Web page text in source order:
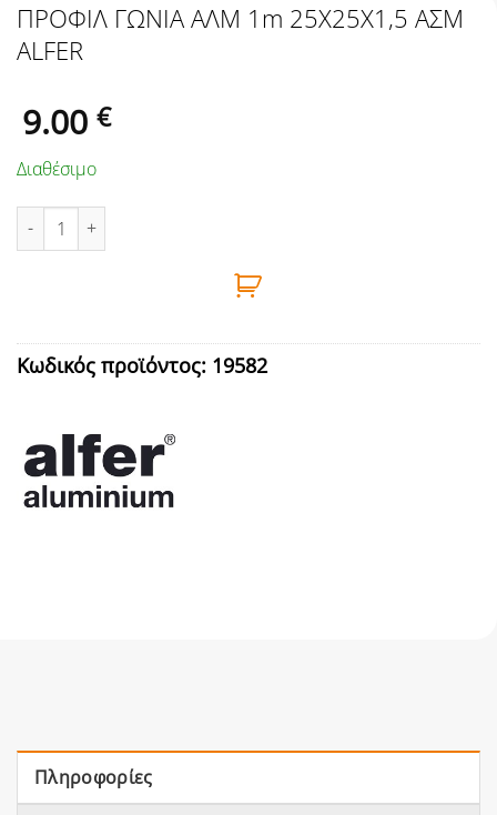
ΠΡΟΦΙΛ ΓΩΝΙΑ ΑΛΜ 1m 25X25X1,5 ΑΣΜ
ALFER
9.00 €
Διαθέσιμο
ΠΡΟΦΙΛ ΓΩΝΙΑ ΑΛΜ 1m 25X25X1,5 ΑΣΜ ALFER ποσότητα
Κωδικός προϊόντος: 19582
Πληροφορίες